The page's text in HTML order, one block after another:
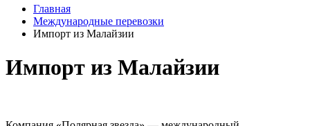
Главная
Международные перевозки
Импорт из Малайзии
Импорт из Малайзии